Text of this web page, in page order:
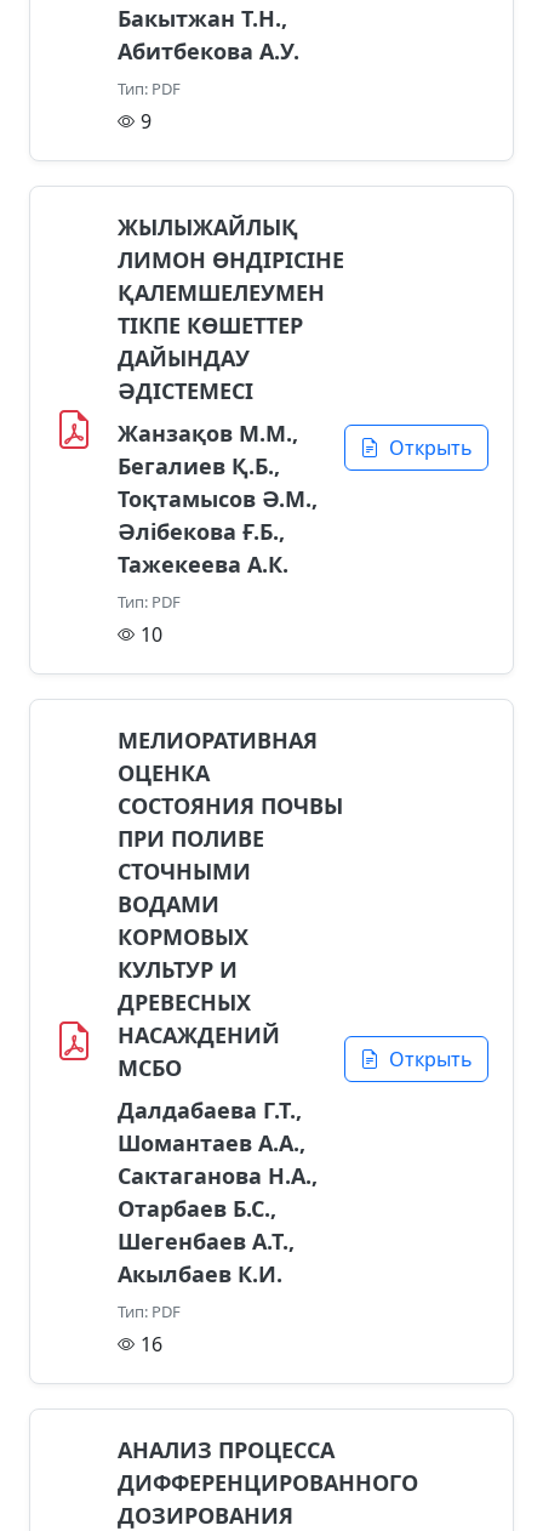
Бакытжан Т.Н.,
Абитбекова А.У.
Тип: PDF
9
ЖЫЛЫЖАЙЛЫҚ
ЛИМОН ӨНДІРІСІНЕ
ҚАЛЕМШЕЛЕУМЕН
ТІКПЕ КӨШЕТТЕР
ДАЙЫНДАУ
ӘДІСТЕМЕСІ
Жанзақов М.М.,
Бегалиев Қ.Б.,
Тоқтамысов Ә.М.,
Әлібекова Ғ.Б.,
Тажекеева А.К.
Тип: PDF
10
Открыть
МЕЛИОРАТИВНАЯ
ОЦЕНКА
СОСТОЯНИЯ ПОЧВЫ
ПРИ ПОЛИВЕ
СТОЧНЫМИ
ВОДАМИ
КОРМОВЫХ
КУЛЬТУР И
ДРЕВЕСНЫХ
НАСАЖДЕНИЙ
МСБО
Далдабаева Г.Т.,
Шомантаев А.А.,
Сактаганова Н.А.,
Отарбаев Б.С.,
Шегенбаев А.Т.,
Акылбаев К.И.
Тип: PDF
16
Открыть
АНАЛИЗ ПРОЦЕССА
ДИФФЕРЕНЦИРОВАННОГО
ДОЗИРОВАНИЯ